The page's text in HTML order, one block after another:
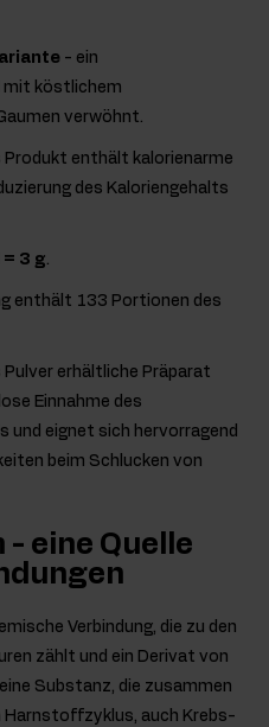
- ein
mit köstlichem
verwöhnt.
Produkt enthält kalorienarme
des Kaloriengehalts
3 g.
enthält 133 Portionen des
Pulver erhältliche Präparat
Einnahme des
und eignet sich hervorragend
beim Schlucken von
eine Quelle
Verbindung, die zu den
zählt und ein Derivat von
Substanz, die zusammen
Harnstoffzyklus, auch Krebs-